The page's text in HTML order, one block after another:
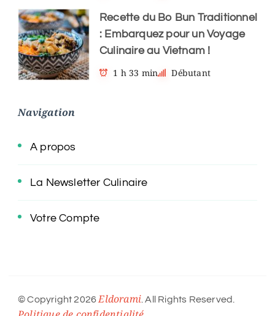
Recette du Bo Bun Traditionnel
: Embarquez pour un Voyage
Culinaire au Vietnam !
1 h 33 min
Débutant
Navigation
A propos
La Newsletter Culinaire
Votre Compte
© Copyright 2026 Eldorami . All Rights Reserved.